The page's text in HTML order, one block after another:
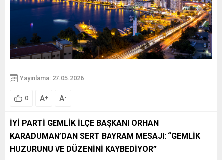
Yayınlama: 27.05.2026
0 A+ A-
İYİ PARTİ GEMLİK İLÇE BAŞKANI ORHAN
KARADUMAN’DAN SERT BAYRAM MESAJI: “GEMLİK
HUZURUNU VE DÜZENİNİ KAYBEDİYOR”